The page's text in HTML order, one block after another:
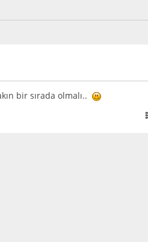
bir sırada olmalı..